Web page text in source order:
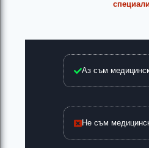
Аз съм
Не съм